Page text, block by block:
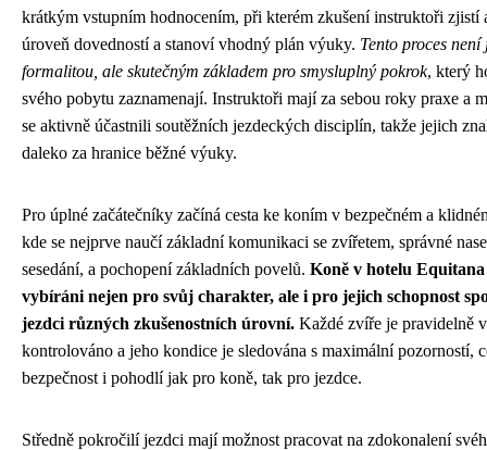
krátkým vstupním hodnocením, při kterém zkušení instruktoři zjistí
úroveň dovedností a stanoví vhodný plán výuky. Tento proces není
formalitou, ale skutečným základem pro smysluplný pokrok, který
svého pobytu zaznamenají. Instruktoři mají za sebou roky praxe a
se aktivně účastnili soutěžních jezdeckých disciplín, takže jejich
daleko za hranice běžné výuky.
Pro úplné začátečníky začíná cesta ke koním v bezpečném a
kde se nejprve naučí základní komunikaci se zvířetem, správné
sesedání, a pochopení základních povelů. Koně v hotelu
vybíráni nejen pro svůj charakter, ale i pro jejich schopnost
jezdci různých zkušenostních úrovní. Každé zvíře je pravidelně
kontrolováno a jeho kondice je sledována s maximální pozorností,
bezpečnost i pohodlí jak pro koně, tak pro jezdce.
Středně pokročilí jezdci mají možnost pracovat na zdokonalení